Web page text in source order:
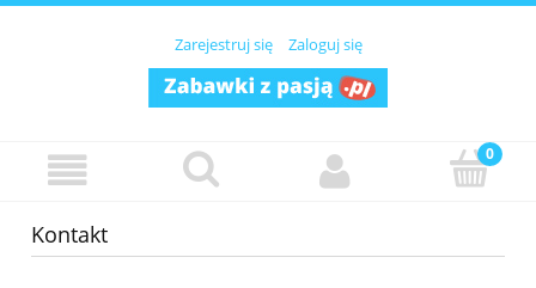
Zarejestruj się Zaloguj się
Kontakt